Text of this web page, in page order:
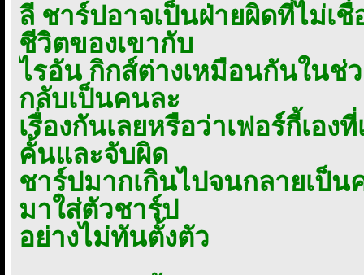
ลี ชาร์ปอาจเป็นฝ่ายผิดที่ไม่เ
ชีวิตของเขากับ
ไรอัน กิกส์ต่างเหมือนกันในช่
กลับเป็นคนละ
เรื่องกันเลยหรือว่าเฟอร์กี้เอง
คั้นและจับผิด
ชาร์ปมากเกินไปจนกลายเป็
มาใส่ตัวชาร์ป
อย่างไม่ทันตั้งตัว